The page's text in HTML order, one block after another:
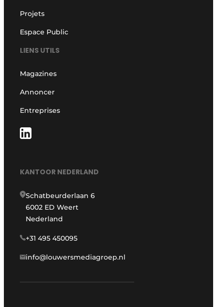
Projets
Espace Public
LIENS UTILS
Magazines
Annoncer
Entreprises
KANTOOR NEDERLAND
Schatbeurderlaan 6
6002 ED Weert
Nederland
+31 495 450095
info@louwersmediagroep.nl